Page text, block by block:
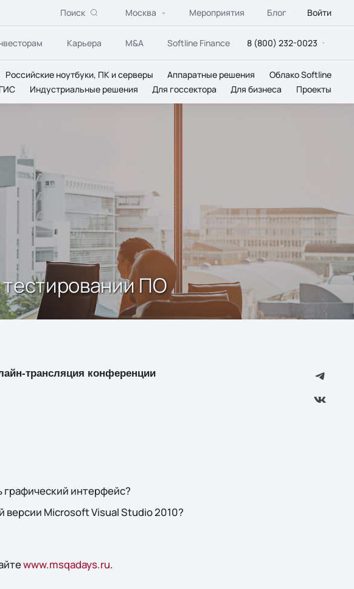
Поиск Москва Мероприятия Блог Войти
Карьера M&A Softline Finance 8 (800) 232-0023
Российские ноутбуки, ПК и серверы Аппаратные решения
Облако Softline
Индустриальные решения Для госсектора Для бизнеса Проекты
ПО
трансляция конференции
графический интерфейс?
версии Microsoft Visual Studio 2010?
www.msqadays.ru.